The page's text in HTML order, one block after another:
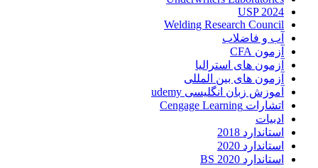
USP 2024
Welding Research Council
آب و فاضلاب
آزمون CFA
آزمون های استرالیا
آزمون های بین المللی
آموزش زبان انگلیسی udemy
اتشارات Cengage Learning
ادبیات
استاندارد 2018
استاندارد 2020
استاندارد 2020 BS